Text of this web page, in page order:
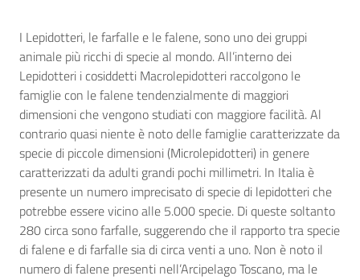
I Lepidotteri, le farfalle e le falene, sono uno dei gruppi
animale più ricchi di specie al mondo. All’interno dei
Lepidotteri i cosiddetti Macrolepidotteri raccolgono le
famiglie con le falene tendenzialmente di maggiori
dimensioni che vengono studiati con maggiore facilità. Al
contrario quasi niente è noto delle famiglie caratterizzate da
specie di piccole dimensioni (Microlepidotteri) in genere
caratterizzati da adulti grandi pochi millimetri. In Italia è
presente un numero imprecisato di specie di lepidotteri che
potrebbe essere vicino alle 5.000 specie. Di queste soltanto
280 circa sono farfalle, suggerendo che il rapporto tra specie
di falene e di farfalle sia di circa venti a uno. Non è noto il
numero di falene presenti nell’Arcipelago Toscano, ma le